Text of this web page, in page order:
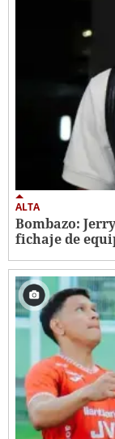
ALTA
Bombazo:
fichaje de